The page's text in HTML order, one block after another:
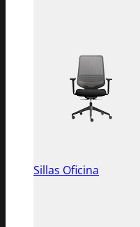
Sillas Oficina